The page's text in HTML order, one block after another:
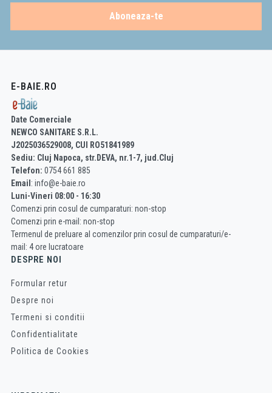
Aboneaza-te
E-BAIE.RO
Date Comerciale
NEWCO SANITARE S.R.L.
J2025036529008, CUI RO51841989
Sediu: Cluj Napoca, str.DEVA, nr.1-7, jud.Cluj
Telefon: 0754 661 885
Email : info@e-baie.ro
Luni-Vineri 08:00 - 16:30
Comenzi prin cosul de cumparaturi: non-stop
Comenzi prin e-mail: non-stop
Termenul de preluare al comenzilor prin cosul de cumparaturi/e-
mail: 4 ore lucratoare
DESPRE NOI
Formular retur
Despre noi
Termeni si conditii
Confidentialitate
Politica de Cookies